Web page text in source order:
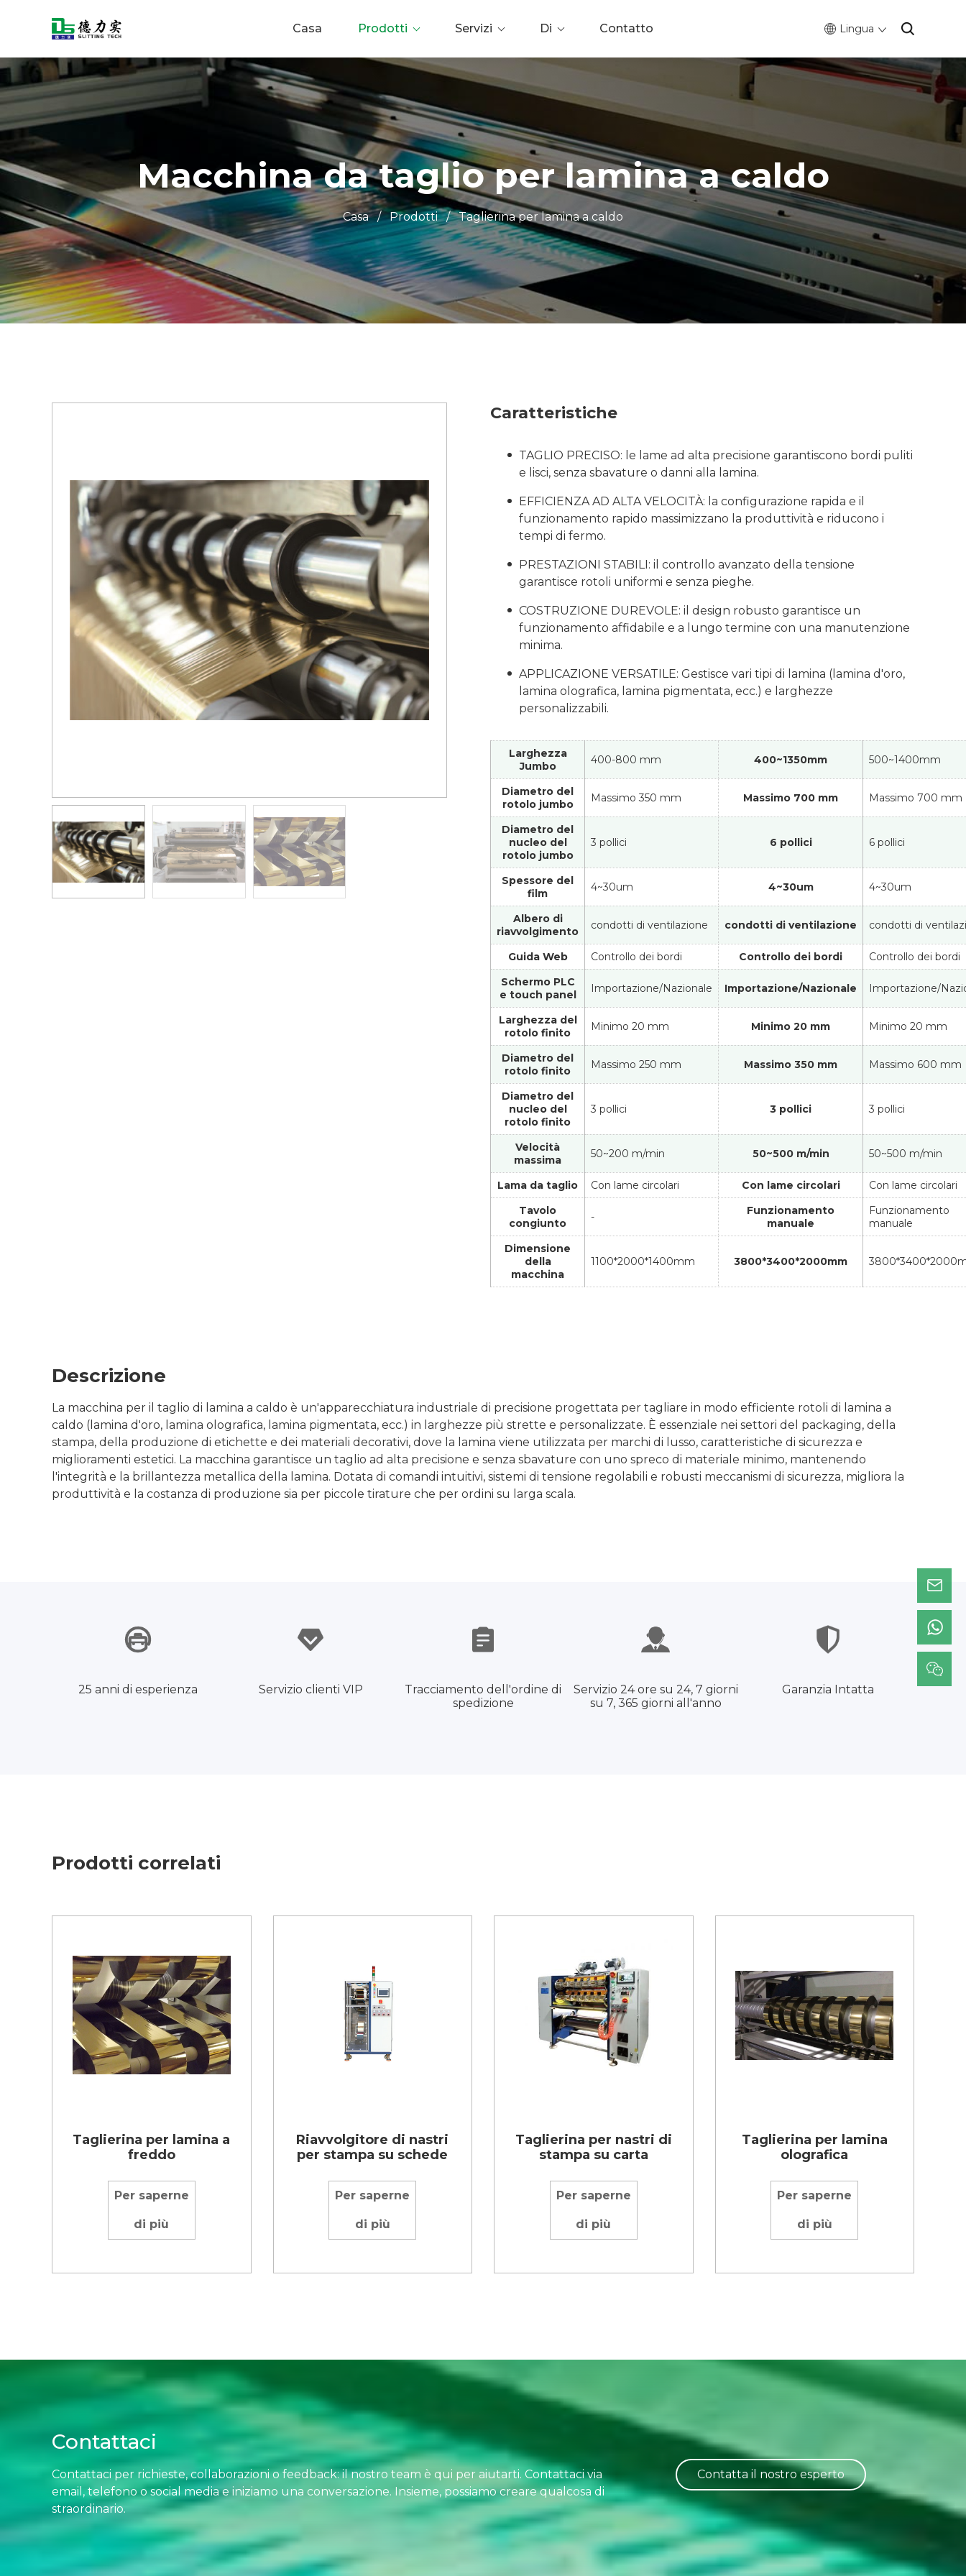
Casa Prodotti Servizi Di Contatto Lingua
Macchina da taglio per lamina a caldo
Casa / Prodotti / Taglierina per lamina a caldo
Caratteristiche
TAGLIO PRECISO: le lame ad alta precisione garantiscono bordi puliti
e lisci, senza sbavature o danni alla lamina.
EFFICIENZA AD ALTA VELOCITÀ: la configurazione rapida e il
funzionamento rapido massimizzano la produttività e riducono i
tempi di fermo.
PRESTAZIONI STABILI: il controllo avanzato della tensione
garantisce rotoli uniformi e senza pieghe.
COSTRUZIONE DUREVOLE: il design robusto garantisce un
funzionamento affidabile e a lungo termine con una manutenzione
minima.
APPLICAZIONE VERSATILE: Gestisce vari tipi di lamina (lamina d'oro,
lamina olografica, lamina pigmentata, ecc.) e larghezze
personalizzabili.
Larghezza
Jumbo
400-800 mm 400~1350mm 500~1400mm
Diametro del
rotolo jumbo
Massimo 350 mm Massimo 700 mm Massimo 700 mm
Diametro del
nucleo del
rotolo jumbo
3 pollici 6 pollici 6 pollici
Spessore del
film
4~30um 4~30um 4~30um
Albero di
riavvolgimento
condotti di ventilazione condotti di ventilazione condotti di
Guida Web Controllo dei bordi Controllo dei bordi
Controllo dei bordi
Schermo PLC
e touch panel
Importazione/Nazionale Importazione/Nazionale Importazione/
Larghezza del
rotolo finito
Minimo 20 mm Minimo 20 mm Minimo 20 mm
Diametro del
rotolo finito
Massimo 250 mm Massimo 350 mm Massimo 600 mm
Diametro del
nucleo del
rotolo finito
3 pollici 3 pollici 3 pollici
Velocità
massima
50~200 m/min 50~500 m/min 50~500 m/min
Lama da taglio Con lame circolari Con lame circolari
Con lame circolari
Tavolo
congiunto
-
Funzionamento
manuale
Funzionamento
manuale
Dimensione
della
macchina
1100*2000*1400mm 3800*3400*2000mm
Descrizione
La macchina per il taglio di lamina a caldo è un'apparecchiatura industriale di precisione progettata per tagliare in modo efficiente rotoli di lamina a
caldo (lamina d'oro, lamina olografica, lamina pigmentata, ecc.) in larghezze più strette e personalizzate. È essenziale nei settori del packaging, della
stampa, della produzione di etichette e dei materiali decorativi, dove la lamina viene utilizzata per marchi di lusso, caratteristiche di sicurezza e
miglioramenti estetici. La macchina garantisce un taglio ad alta precisione e senza sbavature con uno spreco di materiale minimo, mantenendo
l'integrità e la brillantezza metallica della lamina. Dotata di comandi intuitivi, sistemi di tensione regolabili e robusti meccanismi di sicurezza, migliora la
produttività e la costanza di produzione sia per piccole tirature che per ordini su larga scala.
25 anni di esperienza Servizio clienti VIP
Tracciamento dell'ordine di
spedizione
Servizio 24 ore su 24, 7 giorni
su 7, 365 giorni all'anno
Garanzia Intatta
Prodotti correlati
Taglierina per lamina a
freddo
Per saperne
di più
Riavvolgitore di nastri
per stampa su schede
Per saperne
di più
Taglierina per nastri di
stampa su carta
Per saperne
di più
Taglierina per lamina
olografica
Per saperne
di più
Contattaci
Contattaci per richieste, collaborazioni o feedback: il nostro team è qui per aiutarti. Contattaci via
email, telefono o social media e iniziamo una conversazione. Insieme, possiamo creare qualcosa di
straordinario.
Contatta il nostro esperto